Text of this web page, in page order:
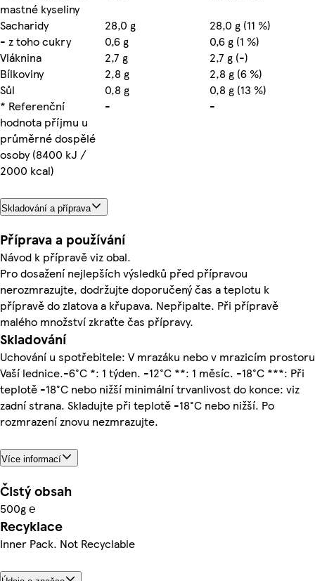
mastné kyseliny
Sacharidy
28,0 g
28,0 g (11 %)
- z toho cukry
0,6 g
0,6 g (1 %)
Vláknina
2,7 g
2,7 g (-)
Bílkoviny
2,8 g
2,8 g (6 %)
Sůl
0,8 g
0,8 g (13 %)
* Referenční
hodnota příjmu u
průměrné dospělé
osoby (8400 kJ /
2000 kcal)
- -
Skladování a příprava
Příprava a používání
Návod k přípravě viz obal.
Pro dosažení nejlepších výsledků před přípravou
nerozmrazujte, dodržujte doporučený čas a teplotu k
přípravě do zlatova a křupava. Nepřipalte. Při přípravě
malého množství zkraťte čas přípravy.
Skladování
Uchování u spotřebitele: V mrazáku nebo v mrazicím prostoru
Vaší lednice.-6°C *: 1 týden. -12°C **: 1 měsíc. -18°C ***: Při
teplotě -18°C nebo nižší minimální trvanlivost do konce: viz
zadní strana. Skladujte při teplotě -18°C nebo nižší. Po
rozmrazení znovu nezmrazujte.
Více informací
Čistý obsah
500g ℮
Recyklace
Inner Pack. Not Recyclable